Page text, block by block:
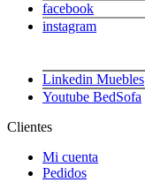
facebook
instagram
Linkedin Muebles
Youtube BedSofa
Clientes
Mi cuenta
Pedidos